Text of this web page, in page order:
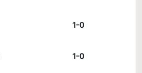
1-0
1-0